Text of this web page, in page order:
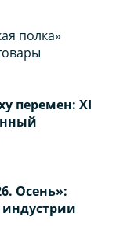
полка»
перемен: XI
Осень»:
индустрии